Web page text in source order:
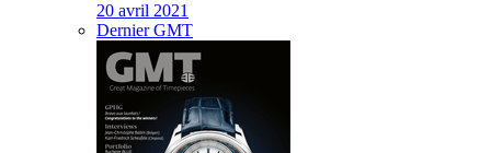
20 avril 2021
Dernier GMT